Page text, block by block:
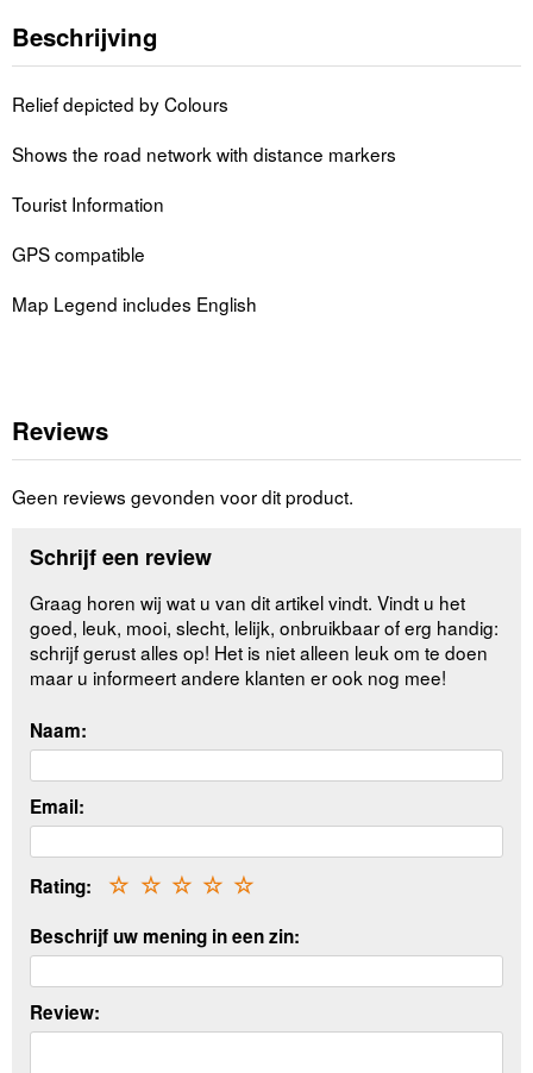
Beschrijving
Relief depicted by Colours
Shows the road network with distance markers
Tourist Information
GPS compatible
Map Legend includes English
Reviews
Geen reviews gevonden voor dit product.
Schrijf een review
Graag horen wij wat u van dit artikel vindt. Vindt u het
goed, leuk, mooi, slecht, lelijk, onbruikbaar of erg handig:
schrijf gerust alles op! Het is niet alleen leuk om te doen
maar u informeert andere klanten er ook nog mee!
Naam:
Email:
Rating: ☆
☆
☆
☆
☆
Beschrijf uw mening in een zin:
Review: